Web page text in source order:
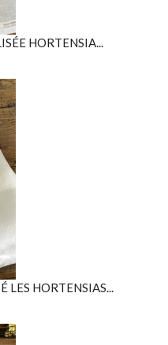
HORTENSIA...
LES HORTENSIAS...